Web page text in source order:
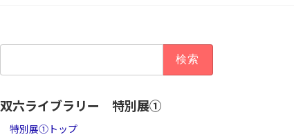
双六ライブラリー 特別展①
特別展①トップ